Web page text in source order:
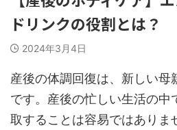
ドリンクの役割とは？
2024年3月4日
産後の体調回復は、新しい母
です。産後の忙しい生活の中
取することは容易ではありま